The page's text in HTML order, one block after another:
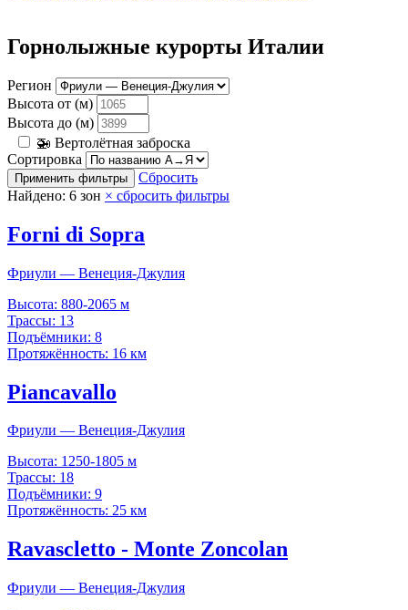
Горнолыжные курорты Италии
Регион
Высота от (м)
Высота до (м)
🚁 Вертолётная заброска
Сортировка
Применить фильтры
Сбросить
Найдено: 6 зон × сбросить фильтры
Forni di Sopra
Фриули — Венеция-Джулия
Высота: 880-2065 м
Трассы: 13
Подъёмники: 8
Протяжённость: 16 км
Piancavallo
Фриули — Венеция-Джулия
Высота: 1250-1805 м
Трассы: 18
Подъёмники: 9
Протяжённость: 25 км
Ravascletto - Monte Zoncolan
Фриули — Венеция-Джулия